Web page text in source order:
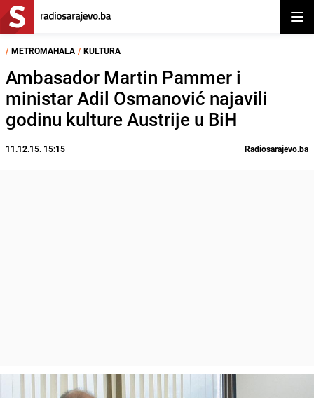
/ METROMAHALA / KULTURA
Ambasador Martin Pammer i
ministar Adil Osmanović najavili
godinu kulture Austrije u BiH
11.12.15. 15:15 Radiosarajevo.ba